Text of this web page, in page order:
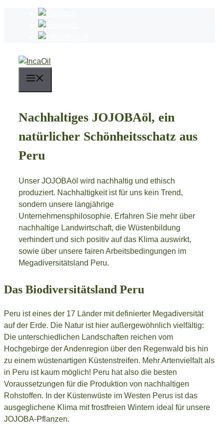
Nachhaltiges JOJOBAöl, ein
natürlicher Schönheitsschatz aus
Peru
Unser JOJOBAöl wird nachhaltig und ethisch
produziert. Nachhaltigkeit ist für uns kein Trend,
sondern unsere langjährige
Unternehmensphilosophie. Erfahren Sie mehr über
nachhaltige Landwirtschaft, die Wüstenbildung
verhindert und sich positiv auf das Klima auswirkt,
sowie über unsere fairen Arbeitsbedingungen im
Megadiversitätsland Peru.
Das Biodiversitätsland Peru
Peru ist eines der 17 Länder mit definierter Megadiversität
auf der Erde. Die Natur ist hier außergewöhnlich vielfältig:
Die unterschiedlichen Landschaften reichen vom
Hochgebirge der Andenregion über den Regenwald bis hin
zu einem wüstenartigen Küstenstreifen. Mehr Artenvielfalt als
in Peru ist kaum möglich! Peru hat also die besten
Voraussetzungen für die Produktion von nachhaltigen
Rohstoffen. In der Küstenwüste im Westen Perus ist das
ausgeglichene Klima mit frostfreien Wintern ideal für unsere
JOJOBA-Pflanzen.